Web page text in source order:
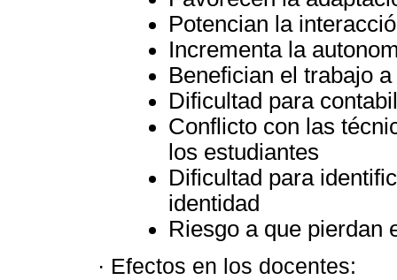
Potencian la
Incrementa la
Benefician el trabajo
Dificultad para
Conflicto con las
los estudiantes
Dificultad para
identidad
Riesgo a que pierdan
· Efectos en los docentes: